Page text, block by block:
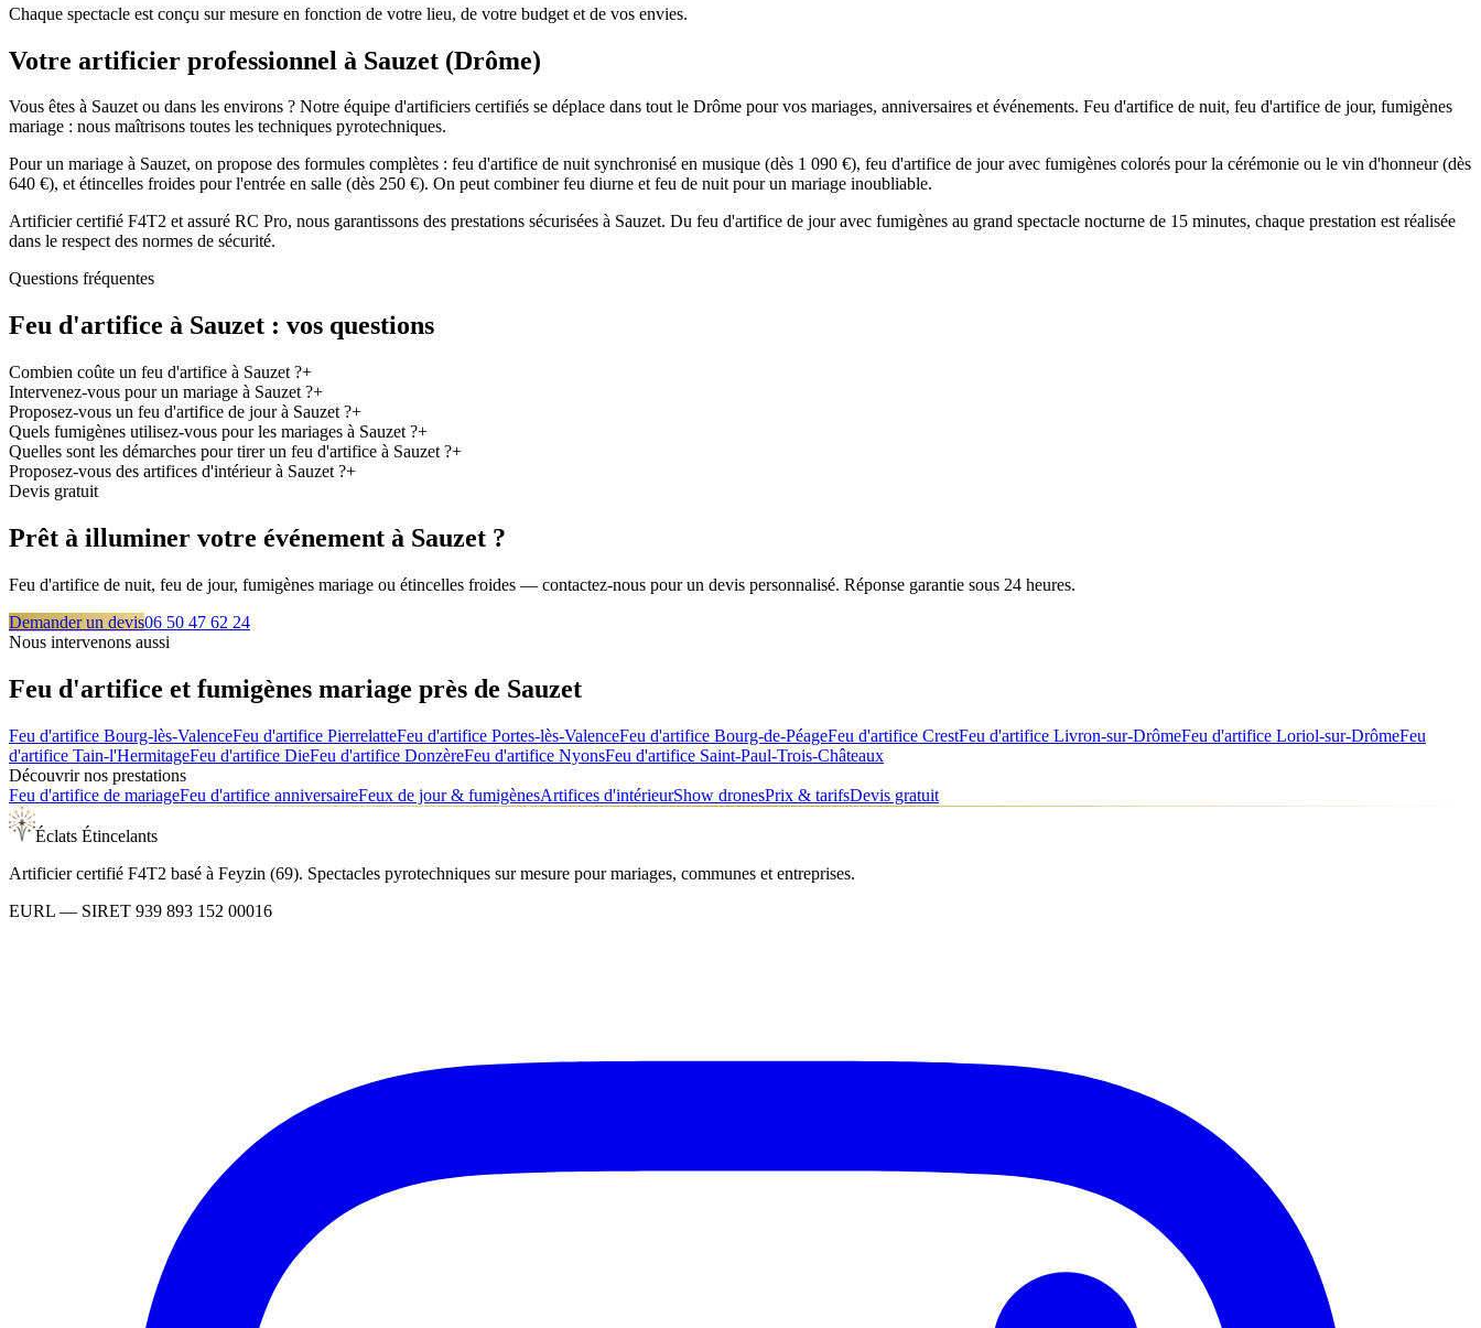
Chaque spectacle est conçu sur mesure en fonction de votre lieu, de votre budget et de vos envies.
Votre artificier professionnel à Sauzet (Drôme)
Vous êtes à Sauzet ou dans les environs ? Notre équipe d'artificiers certifiés se déplace dans tout le Drôme pour vos mariages, anniversaires et événements. Feu d'artifice de nuit, feu d'artifice de jour, fumigènes
mariage : nous maîtrisons toutes les techniques pyrotechniques.
Pour un mariage à Sauzet, on propose des formules complètes : feu d'artifice de nuit synchronisé en musique (dès 1 090 €), feu d'artifice de jour avec fumigènes colorés pour la cérémonie ou le vin d'honneur (dès
640 €), et étincelles froides pour l'entrée en salle (dès 250 €). On peut combiner feu diurne et feu de nuit pour un mariage inoubliable.
Artificier certifié F4T2 et assuré RC Pro, nous garantissons des prestations sécurisées à Sauzet. Du feu d'artifice de jour avec fumigènes au grand spectacle nocturne de 15 minutes, chaque prestation est réalisée
dans le respect des normes de sécurité.
Questions fréquentes
Feu d'artifice à Sauzet : vos questions
Combien coûte un feu d'artifice à Sauzet ?+
Intervenez-vous pour un mariage à Sauzet ?+
Proposez-vous un feu d'artifice de jour à Sauzet ?+
Quels fumigènes utilisez-vous pour les mariages à Sauzet ?+
Quelles sont les démarches pour tirer un feu d'artifice à Sauzet ?+
Proposez-vous des artifices d'intérieur à Sauzet ?+
Devis gratuit
Prêt à illuminer votre événement à Sauzet ?
Feu d'artifice de nuit, feu de jour, fumigènes mariage ou étincelles froides — contactez-nous pour un devis personnalisé. Réponse garantie sous 24 heures.
Demander un devis06 50 47 62 24
Nous intervenons aussi
Feu d'artifice et fumigènes mariage près de Sauzet
Feu d'artifice Bourg-lès-ValenceFeu d'artifice PierrelatteFeu d'artifice Portes-lès-ValenceFeu d'artifice Bourg-de-PéageFeu d'artifice CrestFeu d'artifice Livron-sur-DrômeFeu d'artifice Loriol-sur-DrômeFeu
d'artifice Tain-l'HermitageFeu d'artifice DieFeu d'artifice DonzèreFeu d'artifice NyonsFeu d'artifice Saint-Paul-Trois-Châteaux
Découvrir nos prestations
Feu d'artifice de mariageFeu d'artifice anniversaireFeux de jour & fumigènesArtifices d'intérieurShow dronesPrix & tarifsDevis gratuit
Éclats Étincelants
Artificier certifié F4T2 basé à Feyzin (69). Spectacles pyrotechniques sur mesure pour mariages, communes et entreprises.
EURL — SIRET 939 893 152 00016